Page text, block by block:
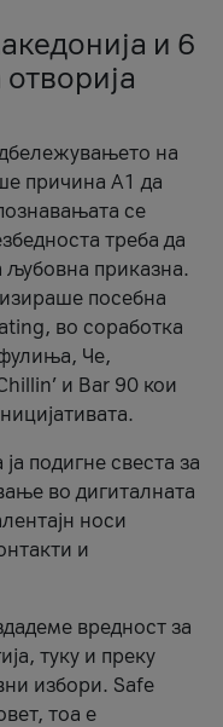
и 6
на
причина А1 да
се
треба да
љубовна приказна.
посебна
во соработка
Че,
и Bar 90 кои
подигне свеста за
во дигиталната
носи
и
вредност за
туку и преку
избори. Safe
тоа е